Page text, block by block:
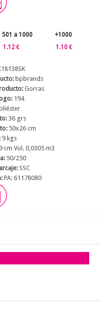
501 a 1000
+1000
1.12 € 1.10 €
bpbrands
Gorras
194
36 grs
50x26 cm
9 kgs
cm Vol. 0,0305 m3
50/250
SSC
PA: 61178080